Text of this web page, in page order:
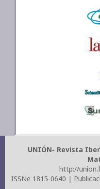
UNIÓN- Revista
http://
ISSNe 1815-0640 |